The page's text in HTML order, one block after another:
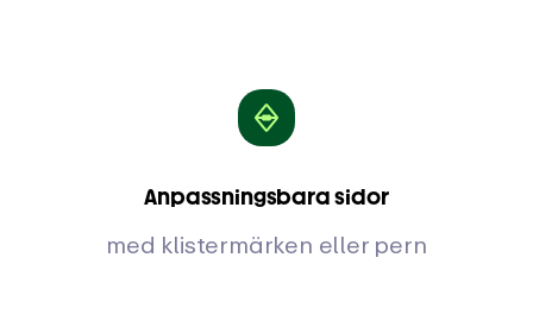
Anpassningsbara sidor
med klistermärken eller pern